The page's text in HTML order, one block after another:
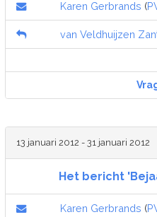
Karen Gerbrands (
van Veldhuijzen
13 januari 2012 - 31 januari 2012
Het bericht
Karen Gerbrands (